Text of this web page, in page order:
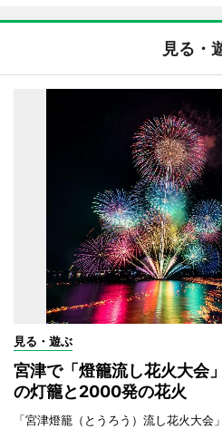
見る・
見る・遊ぶ
宮津で「燈籠流し花火大
の灯籠と2000発の花火
「宮津燈籠（とうろう）流し花火大